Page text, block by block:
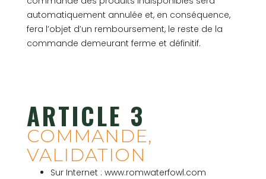
automatiquement annulée et, en conséquence,
fera l’objet d’un remboursement, le reste de la
commande demeurant ferme et définitif.
ARTICLE 3
COMMANDE,
VALIDATION
Sur Internet : www.romwaterfowl.com